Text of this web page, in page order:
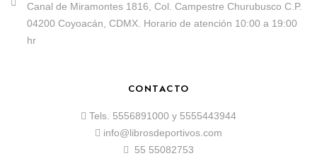
Canal de Miramontes 1816, Col. Campestre Churubusco C.P.
04200 Coyoacán, CDMX. Horario de atención 10:00 a 19:00
hr
CONTACTO
Tels. 5556891000 y 5555443944
info@librosdeportivos.com
55 55082753